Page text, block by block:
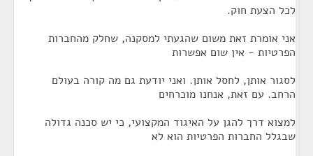
לכל הצעת חוק.
אני אומרת זאת משום שהגעתי למסקנה, שחלק מהחברות
הפרטיות - אין שום אפשרות
לסגור אותן, לחסל אותן. ואני יודעת גם מה קורה בעולם
הרחב. עם זאת, אנחנו מוכרחים
למצוא דרך להגן על האיגוד המקצועי, כי יש סכנה גדולה
שבגלל החברות הפרטיות הוא לא